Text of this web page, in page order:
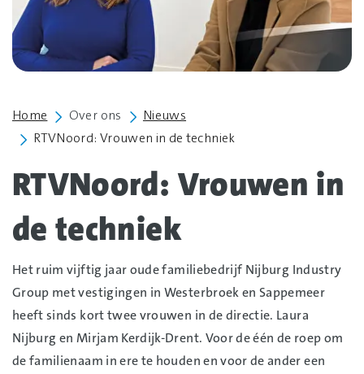
Home Over ons
Nieuws
RTVNoord: Vrouwen in de techniek
RTVNoord: Vrouwen in
de techniek
Het ruim vijftig jaar oude familiebedrijf Nijburg Industry
Group met vestigingen in Westerbroek en Sappemeer
heeft sinds kort twee vrouwen in de directie. Laura
Nijburg en Mirjam Kerdijk-Drent. Voor de één de roep om
de familienaam in ere te houden en voor de ander een